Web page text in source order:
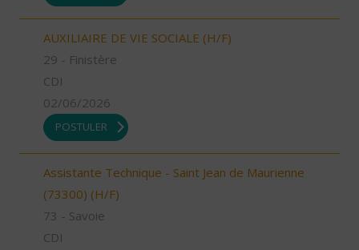
AUXILIAIRE DE VIE SOCIALE (H/F)
29 - Finistère
CDI
02/06/2026
POSTULER
Assistante Technique - Saint Jean de Maurienne
(73300) (H/F)
73 - Savoie
CDI